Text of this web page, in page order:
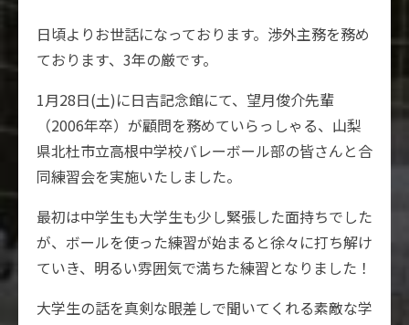
日頃よりお世話になっております。渉外主務を務め
ております、3年の厳です。
1月28日(土)に日吉記念館にて、望月俊介先輩
（2006年卒）が顧問を務めていらっしゃる、山梨
県北杜市立高根中学校バレーボール部の皆さんと合
同練習会を実施いたしました。
最初は中学生も大学生も少し緊張した面持ちでした
が、ボールを使った練習が始まると徐々に打ち解け
ていき、明るい雰囲気で満ちた練習となりました！
大学生の話を真剣な眼差しで聞いてくれる素敵な学